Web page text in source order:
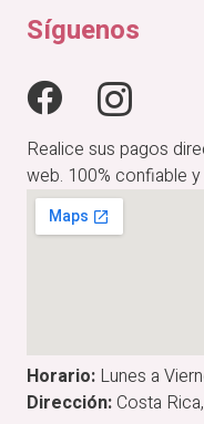
Síguenos
Realice sus pagos
web. 100% confiable y
Horario: Lunes a
Dirección:Costa